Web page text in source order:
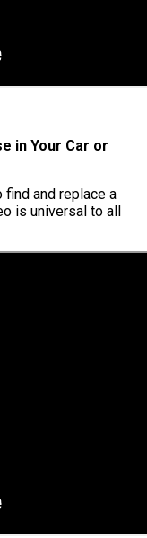
in Your Car or
and replace a
is universal to all